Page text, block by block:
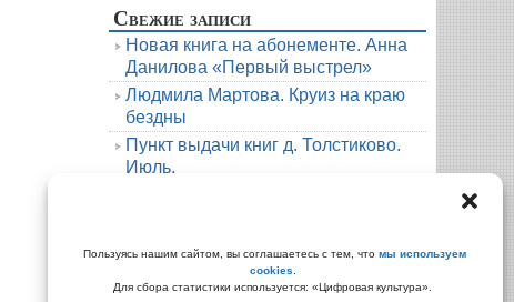
Пользуясь нашим сайтом, вы соглашаетесь с тем, что мы используем
cookies
Для сбора статистики используется: «Цифровая культура».
Свежие записи
Новая книга на абонементе. Анна
Данилова «Первый выстрел»
Людмила Мартова. Круиз на краю
бездны
Пункт выдачи книг д. Толстиково.
Июль.
Архивы
Архивы